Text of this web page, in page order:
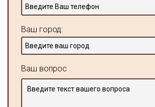
Ваш город:
Ваш вопрос